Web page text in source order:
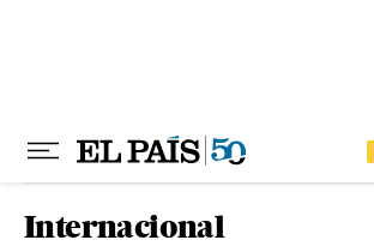
Internacional